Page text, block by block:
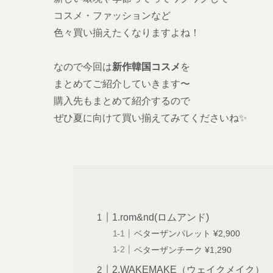
コスメ・ファッションなど
色々買い揃えたくなりますよね！
なので今回は新作韓国コスメ を
まとめてご紹介していきます〜
購入先もまとめて紹介するので
ぜひ夏に向けて買い揃えてみてくださいね✨
1.rom&nd(ロムアンド)
ベターザンパレット ¥2,900
ベターザンチーク ¥1,290
2.WAKEMAKE（ウェイクメイク）